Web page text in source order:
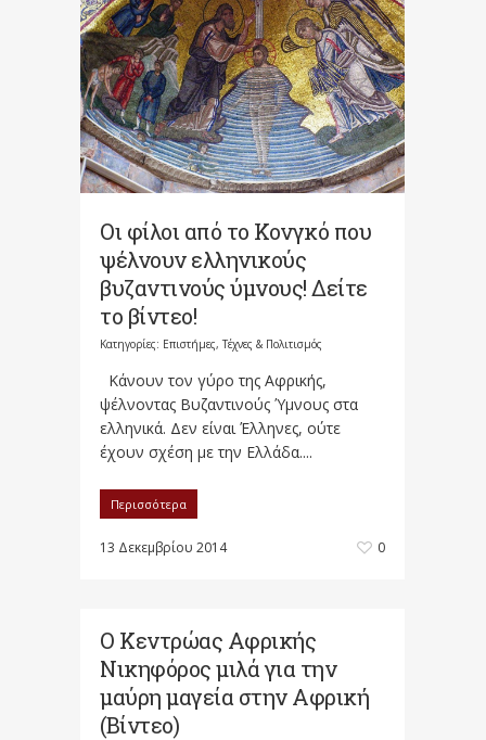
Οι φίλοι από το Κονγκό που
ψέλνουν ελληνικούς
βυζαντινούς ύμνους! Δείτε
το βίντεο!
Κατηγορίες: Επιστήμες, Τέχνες & Πολιτισμός
Κάνουν τον γύρο της Αφρικής,
ψέλνοντας Βυζαντινούς Ύμνους στα
ελληνικά. Δεν είναι Έλληνες, ούτε
έχουν σχέση με την Ελλάδα....
Περισσότερα
13 Δεκεμβρίου 2014 0
Ο Κεντρώας Αφρικής
Νικηφόρος μιλά για την
μαύρη μαγεία στην Αφρική
(Βίντεο)